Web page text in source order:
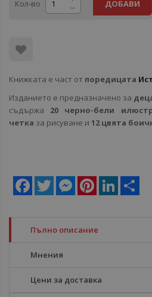
Кол-во ДОБАВИ
Книжката е част от поредицата
Изданието е предназначено за
съдържа 20 черно-бели
четка за рисуване и 12 цвята
Facebook
Twitter MessengerPinterestLinkedIn
Пълно описание
Мнения
Цени за доставка